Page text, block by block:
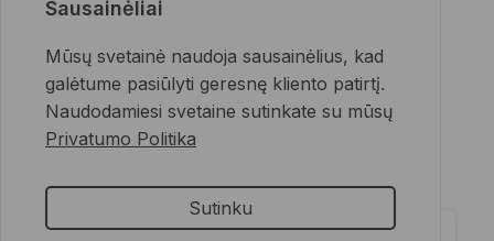
Apmokėjimo būdai
Sausainėliai
Mūsų svetainė naudoja sausainėlius, kad
galėtume pasiūlyti geresnę kliento patirtį.
Naudodamiesi svetaine sutinkate su mūsų
Privatumo Politika
Sutinku